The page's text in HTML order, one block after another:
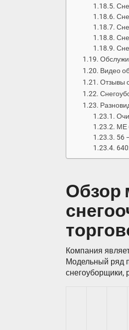
Видео
Отзывы
МЕ
56
Обзор
Компания
Модельный ряд
снегоуборщики,